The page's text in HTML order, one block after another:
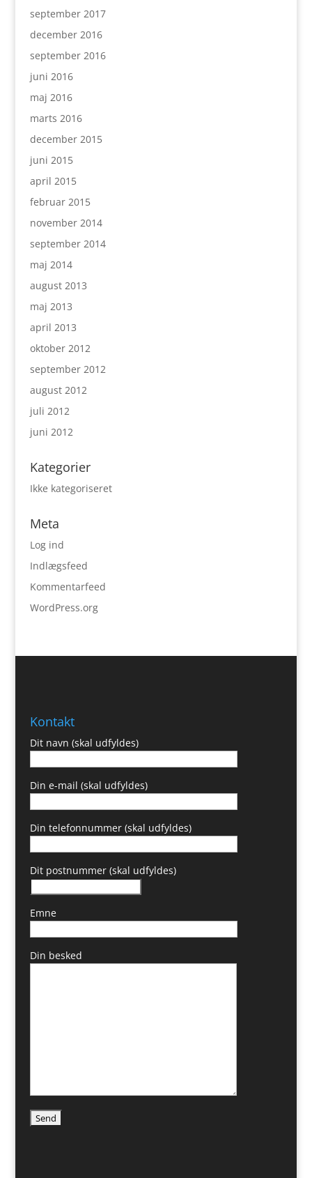
september 2017
december 2016
september 2016
juni 2016
maj 2016
marts 2016
december 2015
juni 2015
april 2015
februar 2015
november 2014
september 2014
maj 2014
august 2013
maj 2013
april 2013
oktober 2012
september 2012
august 2012
juli 2012
juni 2012
Kategorier
Ikke kategoriseret
Meta
Log ind
Indlægsfeed
Kommentarfeed
WordPress.org
Kontakt
Dit navn (skal udfyldes)
Din e-mail (skal udfyldes)
Din telefonnummer (skal udfyldes)
Dit postnummer (skal udfyldes)
Emne
Din besked